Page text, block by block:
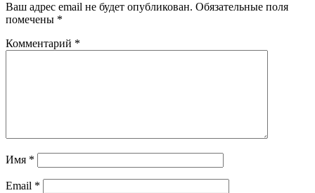
Ваш адрес email не будет опубликован. Обязательные поля
помечены *
Комментарий *
Имя *
Email *